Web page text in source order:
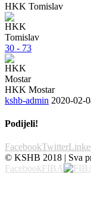
HKK Tomislav
30 - 73
HKK Mostar
kshb-admin 2020-02-
Podijeli!
FacebookTwitter
© KSHB 2018 | Sva
FacebookFIBA